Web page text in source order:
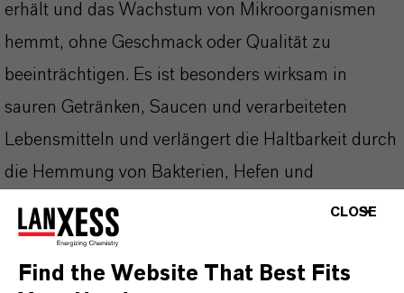
erhält und das Wachstum von Mikroorganismen
hemmt, ohne Geschmack oder Qualität zu
beeinträchtigen. Es ist besonders wirksam in
sauren Getränken, Saucen und verarbeiteten
Lebensmitteln und verlängert die Haltbarkeit durch
die Hemmung von Bakterien, Hefen und
Schimmelpilzen.
Dank seiner hohen Reinheit und bewährten
CLOSE
Find the Website That Best Fits